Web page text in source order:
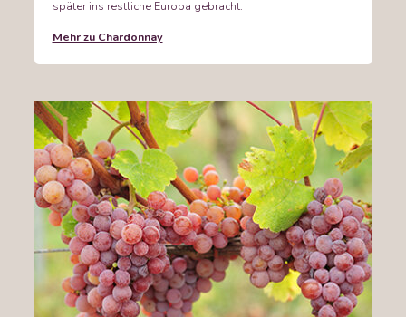
später ins restliche Europa gebracht.
Mehr zu Chardonnay